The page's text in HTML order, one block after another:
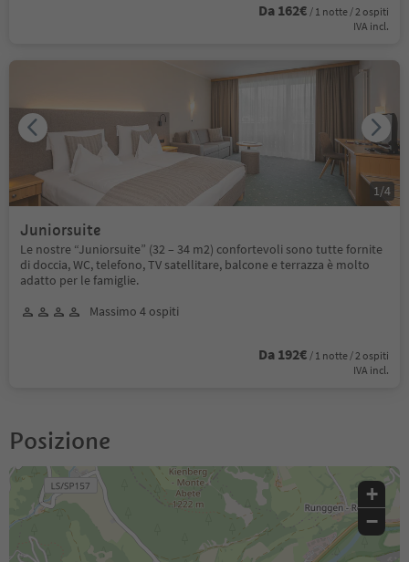
Da 162€ / 1 notte / 2 ospiti
IVA incl.
Juniorsuite
Le nostre “Juniorsuite” (32 – 34 m2) confortevoli sono tutte fornite
di doccia, WC, telefono, TV satellitare, balcone e terrazza è molto
adatto per le famiglie.
Massimo 4 ospiti
Da 192€ / 1 notte / 2 ospiti
IVA incl.
1/4
Posizione
+
−